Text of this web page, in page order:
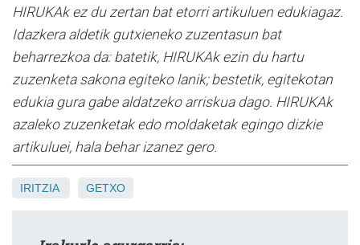
HIRUKAk ez du zertan bat etorri artikuluen edukiagaz.
Idazkera aldetik gutxieneko zuzentasun bat
beharrezkoa da: batetik, HIRUKAk ezin du hartu
zuzenketa sakona egiteko lanik; bestetik, egitekotan
edukia gura gabe aldatzeko arriskua dago. HIRUKAk
azaleko zuzenketak edo moldaketak egingo dizkie
artikuluei, hala behar izanez gero.
IRITZIA GETXO